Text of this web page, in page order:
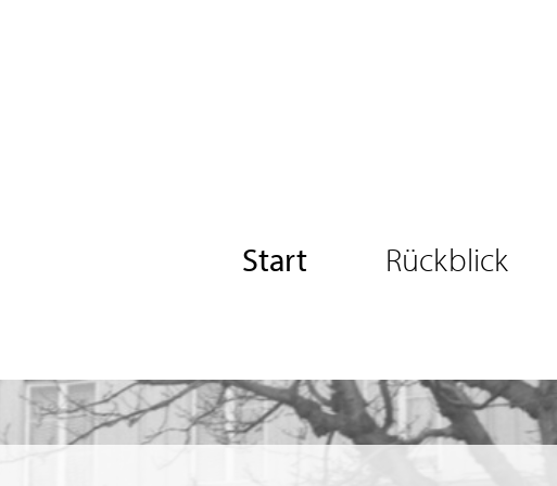
Start Rückblick